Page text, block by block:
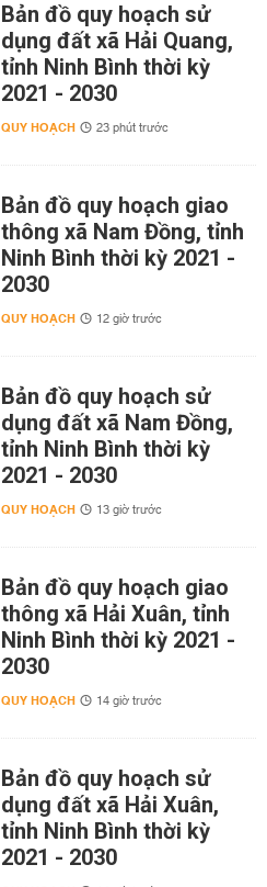
Bản đồ quy hoạch sử
dụng đất xã Hải Quang,
tỉnh Ninh Bình thời kỳ
2021 - 2030
QUY HOẠCH 23 phút trước
Bản đồ quy hoạch giao
thông xã Nam Đồng, tỉnh
Ninh Bình thời kỳ 2021 -
2030
QUY HOẠCH 12 giờ trước
Bản đồ quy hoạch sử
dụng đất xã Nam Đồng,
tỉnh Ninh Bình thời kỳ
2021 - 2030
QUY HOẠCH 13 giờ trước
Bản đồ quy hoạch giao
thông xã Hải Xuân, tỉnh
Ninh Bình thời kỳ 2021 -
2030
QUY HOẠCH 14 giờ trước
Bản đồ quy hoạch sử
dụng đất xã Hải Xuân,
tỉnh Ninh Bình thời kỳ
2021 - 2030